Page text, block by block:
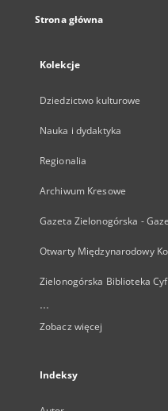
Strona główna
Kolekcje
Dziedzictwo kulturowe
Nauka i dydaktyka
Regionalia
Archiwum Kresowe
Gazeta Zielonogórska -
Otwarty Międzynarodowy
Zielonogórska Biblioteka
...
Zobacz więcej
Indeksy